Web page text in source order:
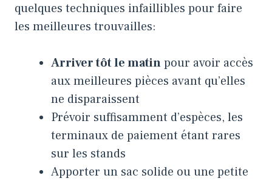
quelques techniques infaillibles pour faire
les meilleures trouvailles:
Arriver tôt le matinpour avoir accès
aux meilleures pièces avant qu’elles
ne disparaissent
Prévoir suffisamment d’espèces, les
terminaux de paiement étant rares
sur les stands
Apporter un sac solide ou une petite